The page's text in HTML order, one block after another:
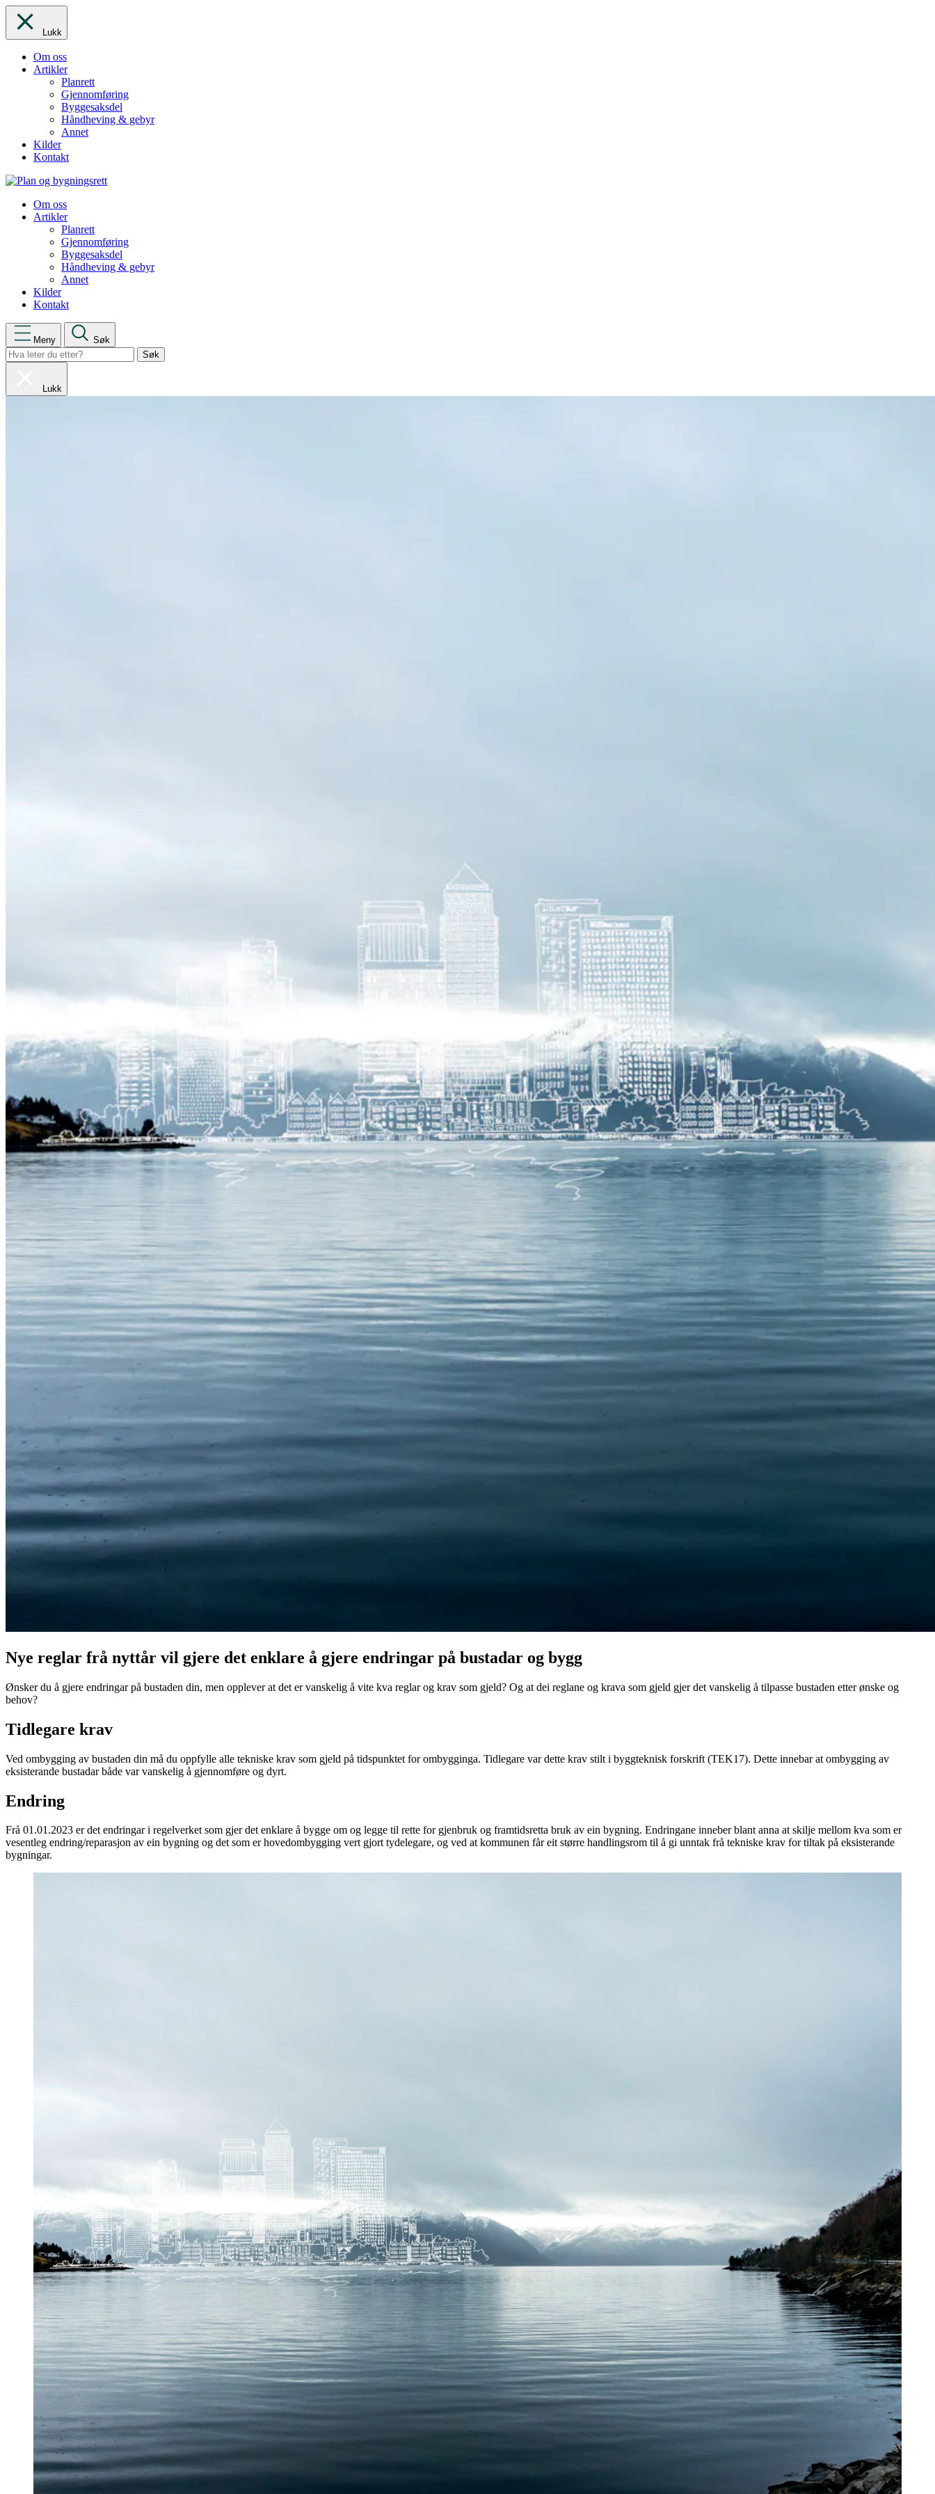
Lukk
Om oss
Artikler
Planrett
Gjennomføring
Byggesaksdel
Håndheving & gebyr
Annet
Kilder
Kontakt
Om oss
Artikler
Planrett
Gjennomføring
Byggesaksdel
Håndheving & gebyr
Annet
Kilder
Kontakt
Meny Søk
Lukk
Nye reglar frå nyttår vil gjere det enklare å gjere endringar på bustadar og bygg
Ønsker du å gjere endringar på bustaden din, men opplever at det er vanskelig å vite kva reglar og krav som gjeld? Og at dei reglane og krava som gjeld gjer det vanskelig å tilpasse bustaden etter ønske og
behov?
Tidlegare krav
Ved ombygging av bustaden din må du oppfylle alle tekniske krav som gjeld på tidspunktet for ombygginga. Tidlegare var dette krav stilt i byggteknisk forskrift (TEK17). Dette innebar at ombygging av
eksisterande bustadar både var vanskelig å gjennomføre og dyrt.
Endring
Frå 01.01.2023 er det endringar i regelverket som gjer det enklare å bygge om og legge til rette for gjenbruk og framtidsretta bruk av ein bygning. Endringane inneber blant anna at skilje mellom kva som er
vesentleg endring/reparasjon av ein bygning og det som er hovedombygging vert gjort tydelegare, og ved at kommunen får eit større handlingsrom til å gi unntak frå tekniske krav for tiltak på eksisterande
bygningar.